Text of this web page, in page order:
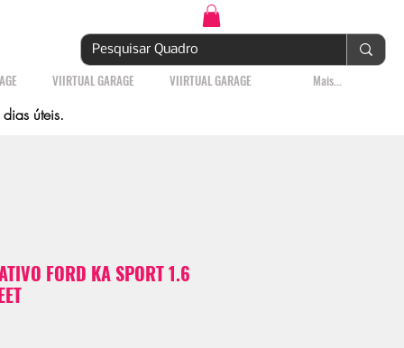
VIIRTUAL GARAGE VIIRTUAL GARAGE Mais...
úteis.
FORD KA SPORT 1.6